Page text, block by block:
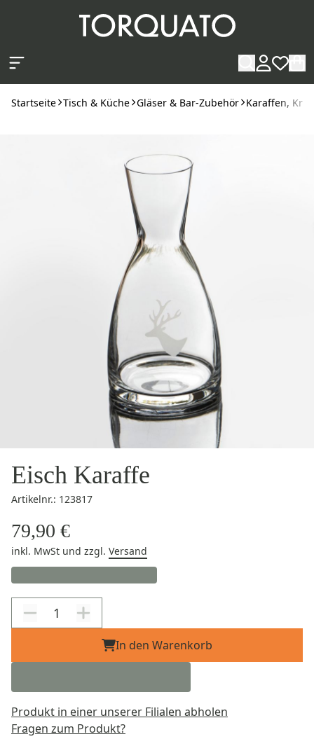
Startseite Tisch & Küche Gläser & Bar-Zubehör Karaffen,
Eisch Karaffe
Artikelnr.: 123817
79,90 €
inkl. MwSt und zzgl. Versand
In den Warenkorb
Produkt in einer unserer Filialen abholen
Fragen zum Produkt?